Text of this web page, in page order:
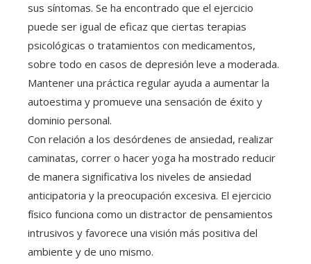
sus síntomas. Se ha encontrado que el ejercicio
puede ser igual de eficaz que ciertas terapias
psicológicas o tratamientos con medicamentos,
sobre todo en casos de depresión leve a moderada.
Mantener una práctica regular ayuda a aumentar la
autoestima y promueve una sensación de éxito y
dominio personal.
Con relación a los desórdenes de ansiedad, realizar
caminatas, correr o hacer yoga ha mostrado reducir
de manera significativa los niveles de ansiedad
anticipatoria y la preocupación excesiva. El ejercicio
físico funciona como un distractor de pensamientos
intrusivos y favorece una visión más positiva del
ambiente y de uno mismo.